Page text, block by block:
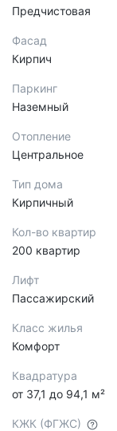
Предчистовая
Фасад
Кирпич
Паркинг
Наземный
Отопление
Центральное
Тип дома
Кирпичный
Кол-во квартир
200 квартир
Лифт
Пассажирский
Класс жилья
Комфорт
Квадратура
от 37,1 до 94,1 м²
КЖК (ФГЖС)